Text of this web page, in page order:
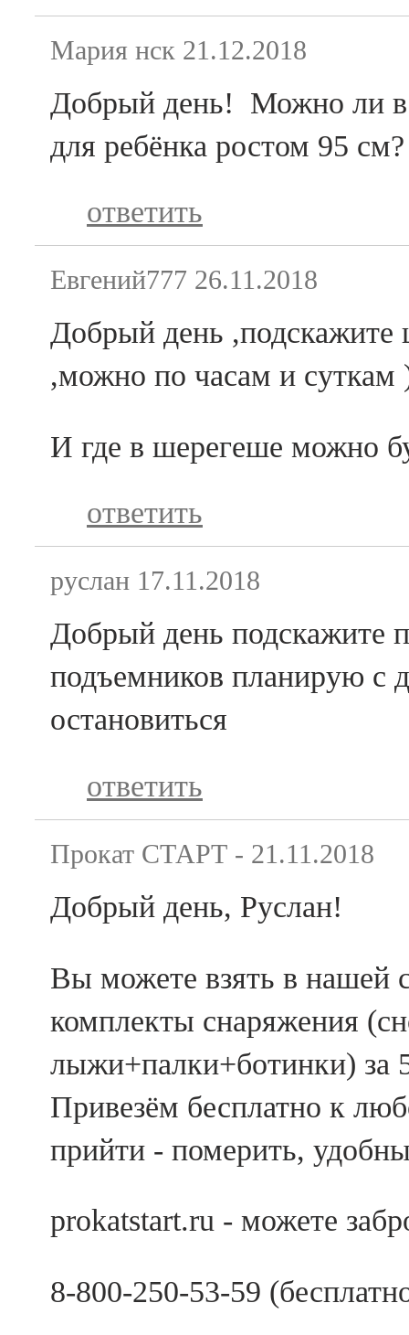
Мария нск 21.12.2018
Добрый день! Можно ли в
для ребёнка ростом 95
ответить
Евгений777 26.11.2018
Добрый день ,подскажите
,можно по часам и суткам
И где в шерегеше можно
ответить
руслан 17.11.2018
Добрый день подскажите
подъемников планирую с
остановиться
ответить
Прокат СТАРТ - 21.11.2018
Добрый день, Руслан!
Вы можете взять в нашей
комплекты снаряжения
лыжи+палки+ботинки) за
Привезём бесплатно к
прийти - померить,
prokatstart.ru - можете
8-800-250-53-59